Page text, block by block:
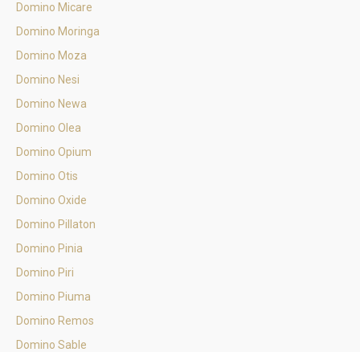
Domino Micare
Domino Moringa
Domino Moza
Domino Nesi
Domino Newa
Domino Olea
Domino Opium
Domino Otis
Domino Oxide
Domino Pillaton
Domino Pinia
Domino Piri
Domino Piuma
Domino Remos
Domino Sable